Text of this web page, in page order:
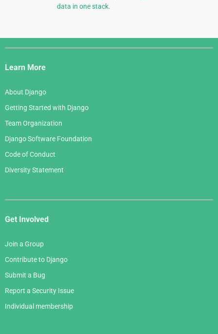
data in one stack.
Django
Links
Learn More
About Django
Getting Started with Django
Team Organization
Django Software Foundation
Code of Conduct
Diversity Statement
Get Involved
Join a Group
Contribute to Django
Submit a Bug
Report a Security Issue
Individual membership